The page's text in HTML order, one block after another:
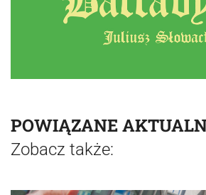
POWIĄZANE
Zobacz także: